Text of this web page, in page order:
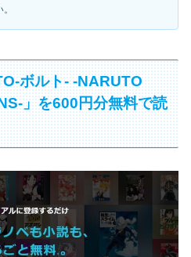
ボルト- -NARUTO
」を600円分無料で読